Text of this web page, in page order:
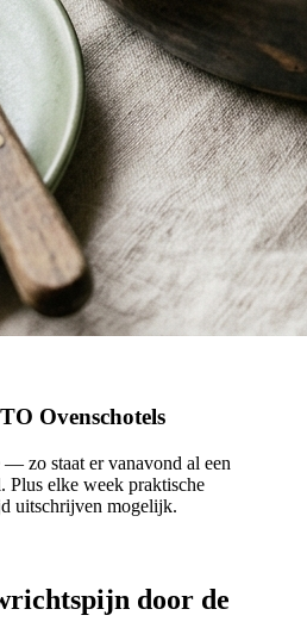
Ovenschotels
zo staat er vanavond al een
Plus elke week praktische
uitschrijven mogelijk.
door de